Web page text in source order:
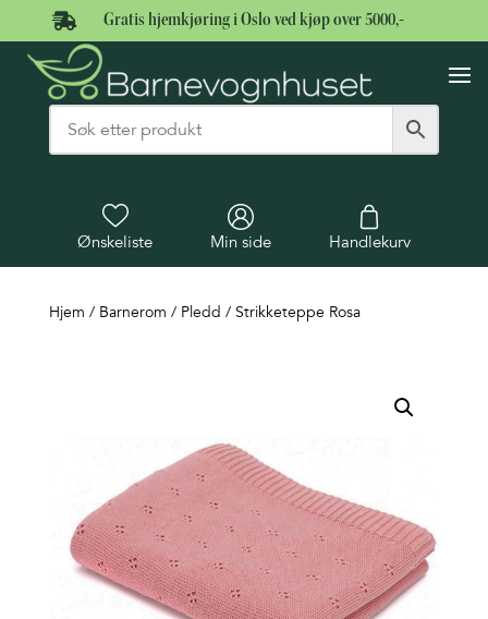
 Gratis hjemkjøring i Oslo ved kjøp over 5000,-
Ønskeliste Min side Handlekurv
Hjem / Barnerom / Pledd / Strikketeppe Rosa